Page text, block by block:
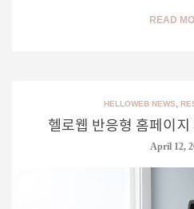
READ
HELLOWEB NEWS,
헬로웹 반응형 홈페이
April 12,